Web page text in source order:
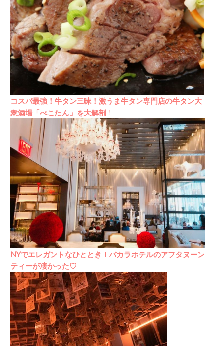
コスパ最強！牛タン三昧！激うま牛タン専門店の牛タン大
衆酒場「べこたん」を大解剖！
NYでエレガントなひととき！バカラホテルのアフタヌーン
ティーが凄かった♡